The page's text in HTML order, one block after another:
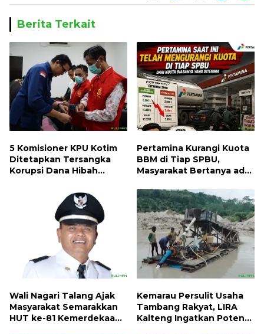
Berita Terkait
5 Komisioner KPU Kotim
Ditetapkan Tersangka
Korupsi Dana Hibah
ditaksir 10 Milyard
Pertamina Kurangi Kuota
BBM di Tiap SPBU,
Masyarakat Bertanya ada
Wali Nagari Talang Ajak
Masyarakat Semarakkan
HUT ke-81 Kemerdekaan
Kemarau Persulit Usaha
Tambang Rakyat, LIRA
Kalteng Ingatkan Potensi